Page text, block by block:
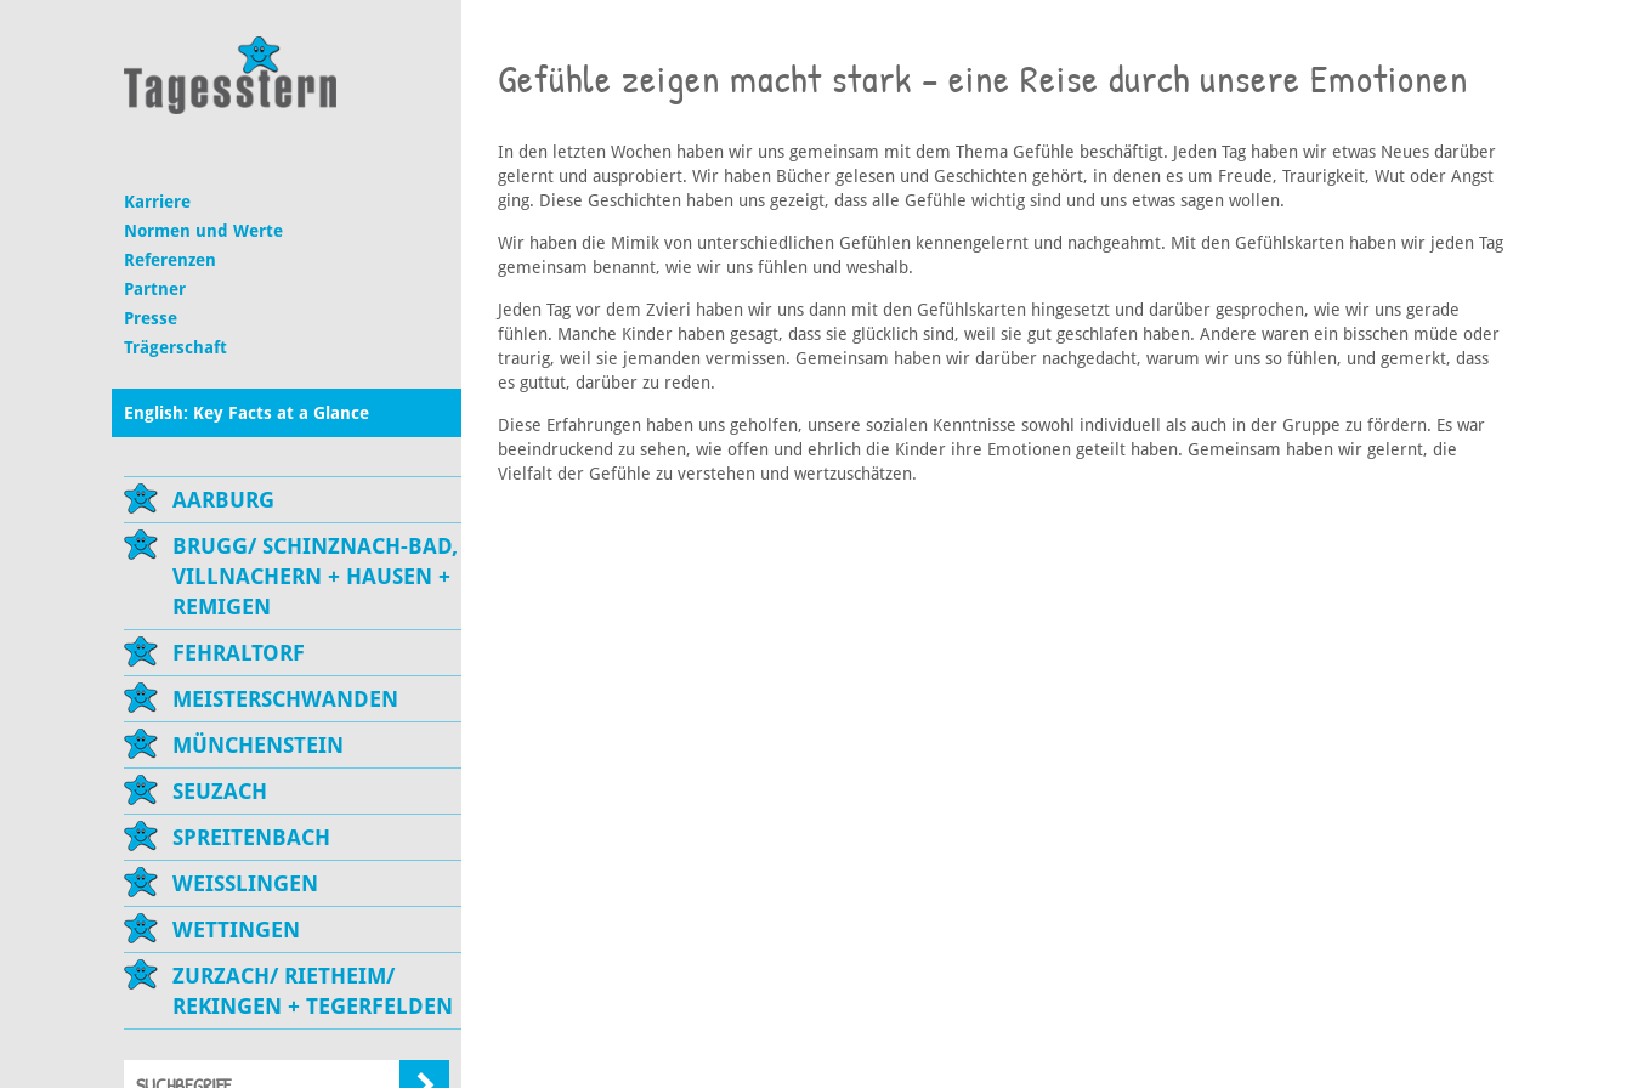
Karriere
Normen und Werte
Referenzen
Partner
Presse
Trägerschaft
English: Key Facts at a Glance
AARBURG
BRUGG/ SCHINZNACH-BAD,
VILLNACHERN + HAUSEN +
REMIGEN
FEHRALTORF
MEISTERSCHWANDEN
MÜNCHENSTEIN
SEUZACH
SPREITENBACH
WEISSLINGEN
WETTINGEN
ZURZACH/ RIETHEIM/
REKINGEN + TEGERFELDEN
Gefühle zeigen macht stark – eine Reise durch unsere Emotionen
In den letzten Wochen haben wir uns gemeinsam mit dem Thema Gefühle beschäftigt. Jeden Tag haben wir etwas Neues darüber
gelernt und ausprobiert. Wir haben Bücher gelesen und Geschichten gehört, in denen es um Freude, Traurigkeit, Wut oder Angst
ging. Diese Geschichten haben uns gezeigt, dass alle Gefühle wichtig sind und uns etwas sagen wollen.
Wir haben die Mimik von unterschiedlichen Gefühlen kennengelernt und nachgeahmt. Mit den Gefühlskarten haben wir jeden Tag
gemeinsam benannt, wie wir uns fühlen und weshalb.
Jeden Tag vor dem Zvieri haben wir uns dann mit den Gefühlskarten hingesetzt und darüber gesprochen, wie wir uns gerade
fühlen. Manche Kinder haben gesagt, dass sie glücklich sind, weil sie gut geschlafen haben. Andere waren ein bisschen müde oder
traurig, weil sie jemanden vermissen. Gemeinsam haben wir darüber nachgedacht, warum wir uns so fühlen, und gemerkt, dass
es guttut, darüber zu reden.
Diese Erfahrungen haben uns geholfen, unsere sozialen Kenntnisse sowohl individuell als auch in der Gruppe zu fördern. Es war
beeindruckend zu sehen, wie offen und ehrlich die Kinder ihre Emotionen geteilt haben. Gemeinsam haben wir gelernt, die
Vielfalt der Gefühle zu verstehen und wertzuschätzen.